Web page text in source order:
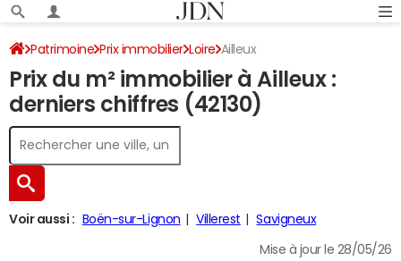
Patrimoine Prix immobilier Loire Ailleux
Prix du m² immobilier à Ailleux :
derniers chiffres (42130)
Voir aussi : Boën-sur-Lignon Villerest Savigneux
Mise à jour le 28/05/26